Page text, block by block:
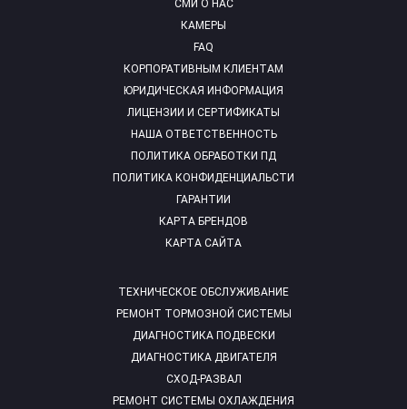
СМИ О НАС
КАМЕРЫ
FAQ
ТЕХНИЧЕСКОЕ ОБСЛУЖИВАНИЕ
РЕМОНТ ТОРМОЗНОЙ СИСТЕМЫ
ДИАГНОСТИКА ПОДВЕСКИ
ДИАГНОСТИКА ДВИГАТЕЛЯ
СХОД-РАЗВАЛ
РЕМОНТ СИСТЕМЫ ОХЛАЖДЕНИЯ
КОРПОРАТИВНЫМ КЛИЕНТАМ
ЮРИДИЧЕСКАЯ ИНФОРМАЦИЯ
ЛИЦЕНЗИИ И СЕРТИФИКАТЫ
НАША ОТВЕТСТВЕННОСТЬ
ПОЛИТИКА ОБРАБОТКИ ПД
ПОЛИТИКА КОНФИДЕНЦИАЛЬСТИ
ГАРАНТИИ
КАРТА БРЕНДОВ
КАРТА САЙТА